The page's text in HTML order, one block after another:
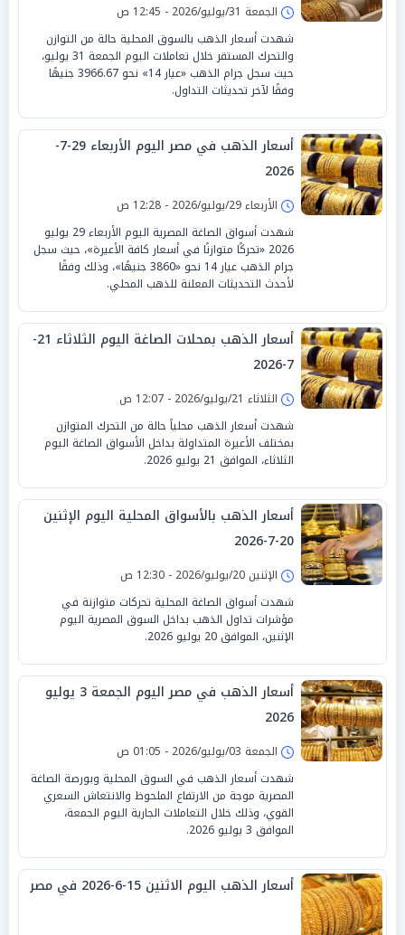
الجمعة 31/يوليو/2026 - 12:45 ص
شهدت أسعار الذهب بالسوق المحلية حالة من التوازن
والتحرك المستقر خلال تعاملات اليوم الجمعة 31 يوليو،
حيث سجل جرام الذهب «عيار 14» نحو 3966.67 جنيهًا
وفقًا لآخر تحديثات التداول.
أسعار الذهب في مصر اليوم الأربعاء 29-7-
2026
الأربعاء 29/يوليو/2026 - 12:28 ص
شهدت أسواق الصاغة المصرية اليوم الأربعاء 29 يوليو
2026 «تحركًا متوازنًا في أسعار كافة الأعيرة»، حيث سجل
جرام الذهب عيار 14 نحو «3860 جنيهًا»، وذلك وفقًا
لأحدث التحديثات المعلنة للذهب المحلي.
أسعار الذهب بمحلات الصاغة اليوم الثلاثاء 21-
7-2026
الثلاثاء 21/يوليو/2026 - 12:07 ص
شهدت أسعار الذهب محلياً حالة من التحرك المتوازن
بمختلف الأعيرة المتداولة بداخل الأسواق الصاغة اليوم
الثلاثاء، الموافق 21 يوليو 2026.
أسعار الذهب بالأسواق المحلية اليوم الإثنين
20-7-2026
الإثنين 20/يوليو/2026 - 12:30 ص
شهدت أسواق الصاغة المحلية تحركات متوازنة في
مؤشرات تداول الذهب بداخل السوق المصرية اليوم
الإثنين، الموافق 20 يوليو 2026.
أسعار الذهب في مصر اليوم الجمعة 3 يوليو
2026
الجمعة 03/يوليو/2026 - 01:05 ص
شهدت أسعار الذهب في السوق المحلية وبورصة الصاغة
المصرية موجة من الارتفاع الملحوظ والانتعاش السعري
القوي، وذلك خلال التعاملات الجارية اليوم الجمعة،
الموافق 3 يوليو 2026.
أسعار الذهب اليوم الاثنين 15-6-2026 في مصر